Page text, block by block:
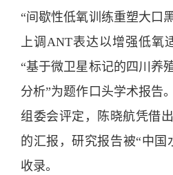
“间歇性低氧训练重塑大口
上调ANT表达以增强低氧
“基于微卫星标记的四川养
分析”为题作口头学术报告
组委会评定，陈晓航凭借
的汇报，研究报告被“中国
收录。